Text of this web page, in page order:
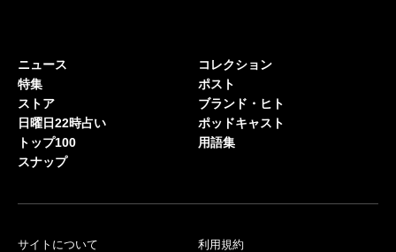
ニュース
特集
ストア
日曜日22時占い
トップ100
スナップ
コレクション
ポスト
ブランド・ヒト
ポッドキャスト
用語集
サイトについて
利用規約